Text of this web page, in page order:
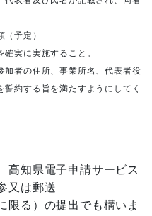
予定）
実に実施すること。
加者の住所、事業所名、代表者役
約する旨を満たすようにしてく
県電子申請サービス
又は郵送
る）の提出でも構いま